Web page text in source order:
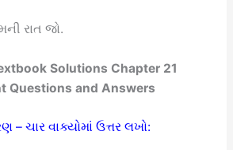
રાત જો.
Solutions Chapter 21
Questions and Answers
– ચાર વાક્યોમાં ઉત્તર લખો: